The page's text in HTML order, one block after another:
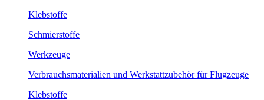
Klebstoffe
Schmierstoffe
Werkzeuge
Verbrauchsmaterialien und Werkstattzubehör für Flugzeuge
Klebstoffe